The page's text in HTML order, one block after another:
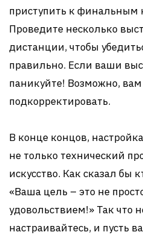
приступить к финальным
Проведите несколько
дистанции, чтобы
правильно. Если ваши
паникуйте! Возможно,
подкорректировать.
В конце концов,
не только технический
искусство. Как сказал бы
«Ваша цель – это не
удовольствием!» Так что
настраивайтесь, и пусть